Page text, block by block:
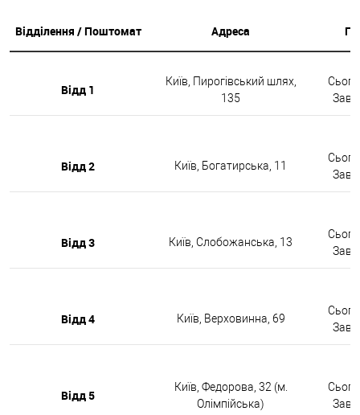
Відділення / Поштомат Адреса
Відд 1
Київ, Пирогівський шлях,
135
Відд 2 Київ, Богатирська, 11
Відд 3 Київ, Слобожанська, 13
Відд 4 Київ, Верховинна, 69
Відд 5
Київ, Федорова, 32 (м.
Олімпійська)